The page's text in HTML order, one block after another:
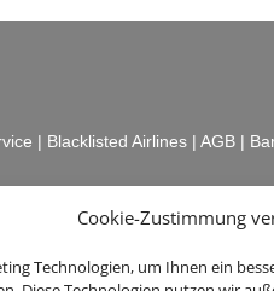
Cookie-Zustimmung
Technologien, um Ihnen ein
| Blacklisted Airlines |AGB |